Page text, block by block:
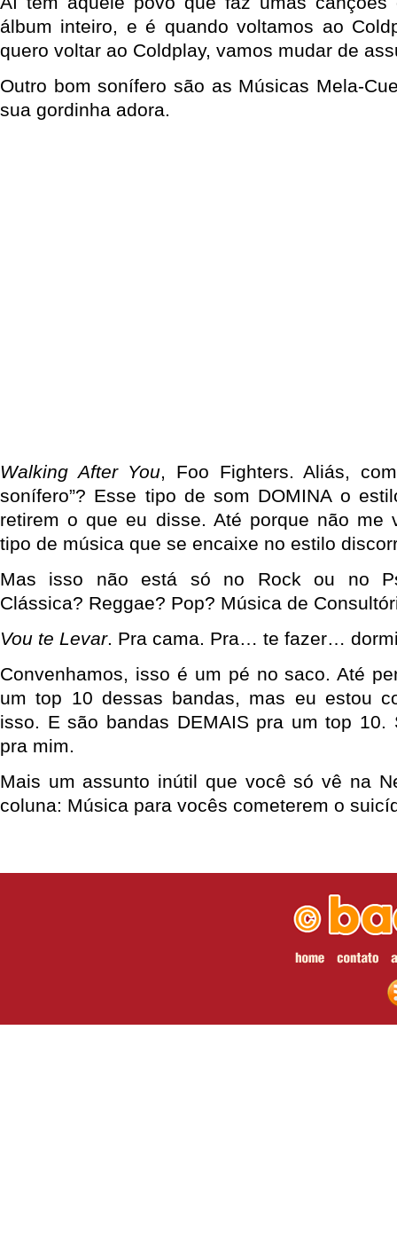
álbum inteiro, e é quando voltamos ao
quero voltar ao Coldplay, vamos mudar de
Outro bom sonífero são as Músicas Mela-
sua gordinha adora.
Walking After You, Foo Fighters. Aliás,
sonífero”? Esse tipo de som DOMINA o
retirem o que eu disse. Até porque não me
tipo de música que se encaixe no estilo
Mas isso não está só no Rock ou no
Clássica? Reggae? Pop? Música de
Vou te Levar. Pra cama. Pra… te fazer…
Convenhamos, isso é um pé no saco. Até
um top 10 dessas bandas, mas eu estou
isso. E são bandas DEMAIS pra um top 10.
pra mim.
Mais um assunto inútil que você só vê na
coluna: Música para vocês cometerem o